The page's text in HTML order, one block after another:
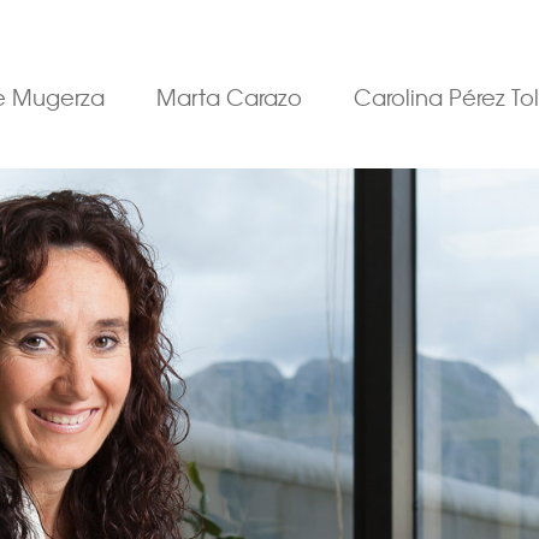
Mugerza Marta Carazo Carolina Pérez